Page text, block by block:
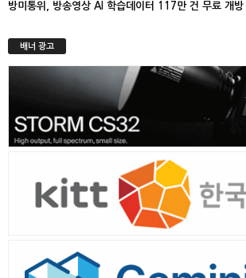
방미통위, 방송영상 AI 학습데이터 117만 건 무료 개방
배너 광고